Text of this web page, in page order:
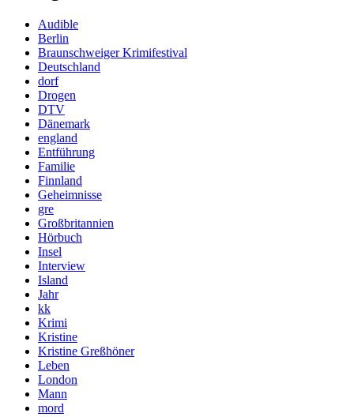
Audible
Berlin
Braunschweiger Krimifestival
Deutschland
dorf
Drogen
DTV
Dänemark
england
Entführung
Familie
Finnland
Geheimnisse
gre
Großbritannien
Hörbuch
Insel
Interview
Island
Jahr
kk
Krimi
Kristine
Kristine Greßhöner
Leben
London
Mann
mord